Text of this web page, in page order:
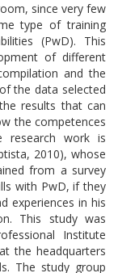
since very few
type of training
(PwD). This
of different
and the
the data selected
results that can
the competences
work is
2010), whose
from a survey
with PwD, if they
experiences in his
This study was
Institute
the headquarters
The study group